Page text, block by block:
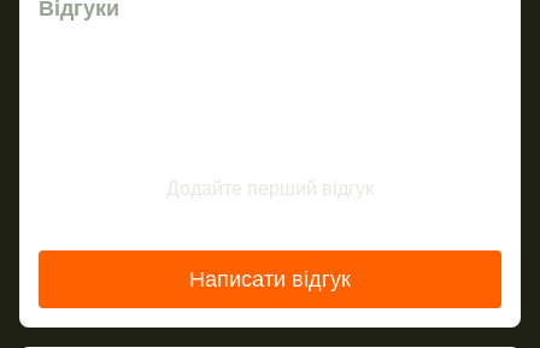
Відгуки
Додайте перший відгук
Написати відгук